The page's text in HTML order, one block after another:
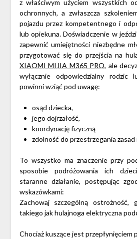
z właściwym użyciem wszystkich
ochronnych, a zwłaszcza
pojazdu przez kompetentnego i
lub opiekuna. Doświadczenie w
zapewnić umiejętności niezbędne
przygotować się do przejścia na
XIAOMI MIJIA M365 PRO, ale
wyłącznie odpowiedzialny rodzic
powinni wziąć pod uwagę:
osąd dziecka,
jego dojrzałość,
koordynację fizyczną
zdolność do przestrzegania
To wszystko ma znaczenie przy
sposobie podróżowania ich
staranne działanie, postępując
wskazówkami:
Zachowaj szczególną ostrożność,
takiego jak hulajnoga elektryczna
Chociaż kuszące jest przepłynięciem